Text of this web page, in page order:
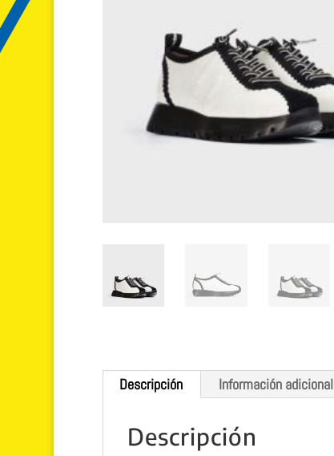
Descripción Información adicional
Descripción